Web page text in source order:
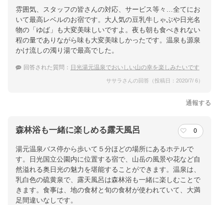
雰囲気、スタッフの皆さんの対応、サービス等々…全てにお
いて最高レベルのお宿です。大人気の豆乳牛しゃぶや日光名
物の「ゆば」も大変美味しいですよ。夜も朝も食べきれない
程の量でありながら味も大変美味しかったです。温泉も源泉
かけ流しの濁り湯で最高でした。
回答された質問： 日光湯元温泉でおいしい山の幸を楽しみたいです
ササラさんの回答（投稿日：2020/7/ 6）
通報する
森林浴も一緒に楽しめる露天風呂 0
湯元温泉バス停から歩いて５分ほどの場所にあるホテルで
す。日光国立公園内に位置する宿で、山岳の風景や花など自
然溢れる奥日光の魅力を堪能することができます。温泉は、
乳白色の硫黄泉で、露天風呂は森林浴も一緒に楽しむことで
きます。食事は、地の食材と旬の食材が使われていて、大満
足間違いなしです。